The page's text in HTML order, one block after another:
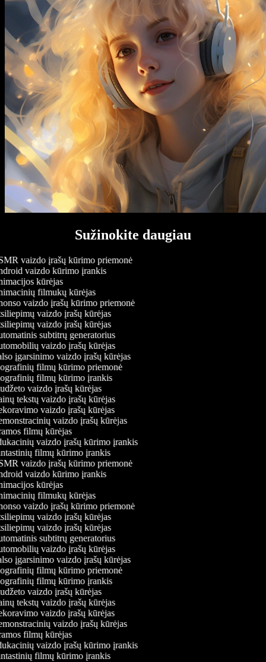
Sužinokite daugiau
vaizdo įrašų kūrimo priemonė
vaizdo kūrimo įrankis
kūrėjas
filmukų kūrėjas
vaizdo įrašų kūrimo priemonė
vaizdo įrašų kūrėjas
vaizdo įrašų kūrėjas
subtitrų generatorius
vaizdo įrašų kūrėjas
įgarsinimo vaizdo įrašų kūrėjas
filmų kūrimo priemonė
filmų kūrimo įrankis
vaizdo įrašų kūrėjas
tekstų vaizdo įrašų kūrėjas
vaizdo įrašų kūrėjas
vaizdo įrašų kūrėjas
filmų kūrėjas
vaizdo įrašų kūrimo įrankis
filmų kūrimo įrankis
vaizdo įrašų kūrimo priemonė
vaizdo kūrimo įrankis
kūrėjas
filmukų kūrėjas
vaizdo įrašų kūrimo priemonė
vaizdo įrašų kūrėjas
vaizdo įrašų kūrėjas
subtitrų generatorius
vaizdo įrašų kūrėjas
įgarsinimo vaizdo įrašų kūrėjas
filmų kūrimo priemonė
filmų kūrimo įrankis
vaizdo įrašų kūrėjas
tekstų vaizdo įrašų kūrėjas
vaizdo įrašų kūrėjas
vaizdo įrašų kūrėjas
filmų kūrėjas
vaizdo įrašų kūrimo įrankis
filmų kūrimo įrankis